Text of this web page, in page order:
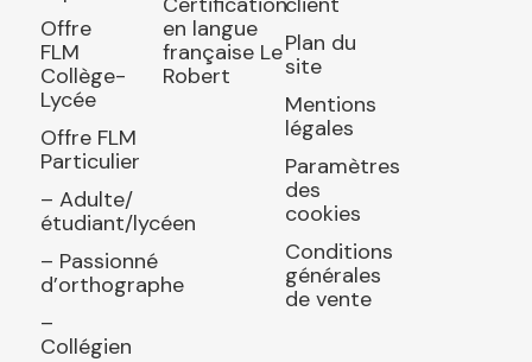
Offre
FLM
Collège-
Lycée
Offre FLM
Particulier
– Adulte/
étudiant/lycéen
– Passionné
d’orthographe
–
Collégien
en langue
française Le
Robert
Plan du
site
Mentions
légales
Paramètres
des
cookies
Conditions
générales
de vente